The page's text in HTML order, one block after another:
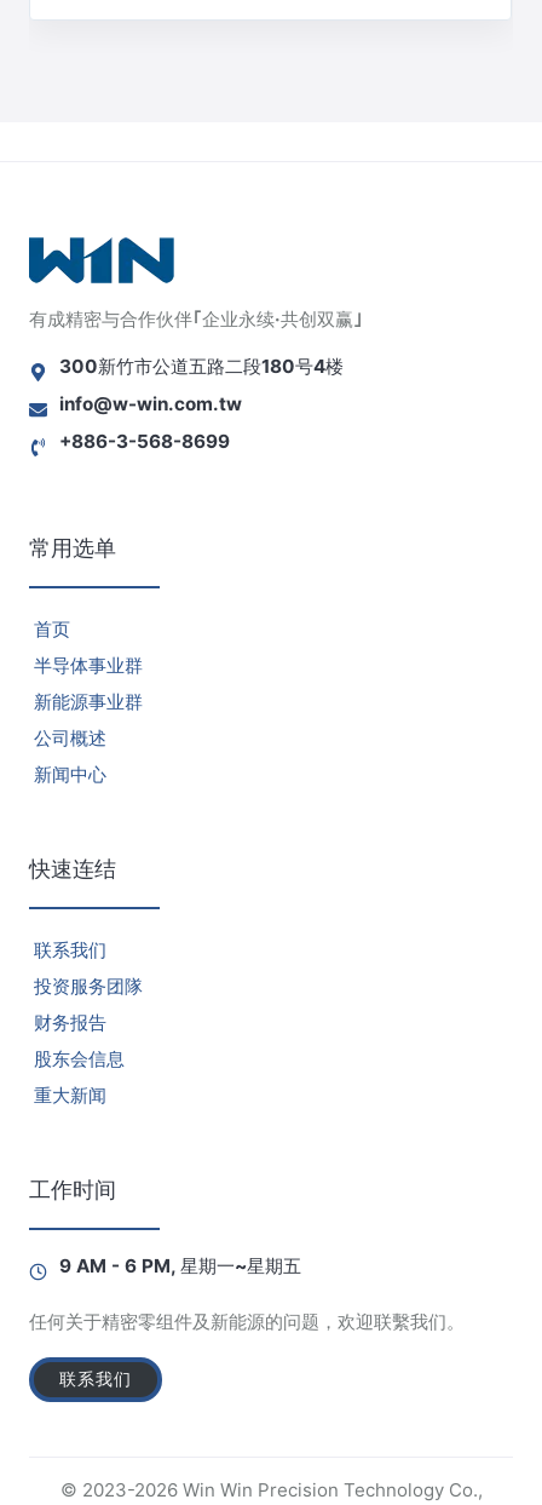
有成精密与合作伙伴｢企业永续·共创双赢｣
300新竹市公道五路二段180号4楼
info@w-win.com.tw
+886-3-568-8699
常用选单
首页
半导体事业群
新能源事业群
公司概述
新闻中心
快速连结
联系我们
投资服务团隊
财务报告
股东会信息
重大新闻
工作时间
9 AM - 6 PM, 星期一~星期五
任何关于精密零组件及新能源的问题，欢迎联繫我们。
联系我们
© 2023-2026 Win Win Precision Technology Co.,